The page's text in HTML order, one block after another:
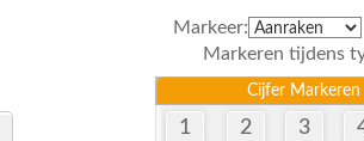
Markeer:
Markeren tijdens
Cijfer Markeren
1 2 3